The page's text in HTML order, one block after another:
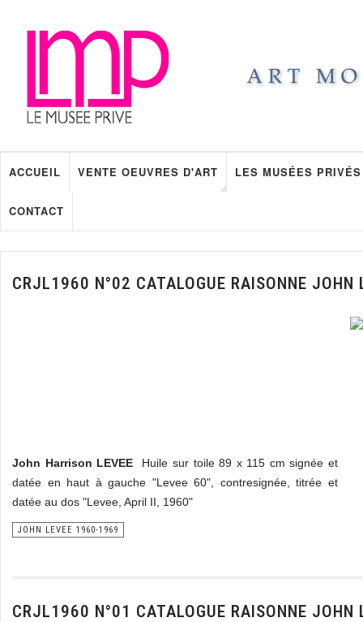
ACCUEIL VENTE OEUVRES D'ART LES MUSÉES PRIVÉS
CONTACT
CRJL1960 N°02 CATALOGUE RAISONNE JOHN
John Harrison LEVEE Huile sur toile 89 x 115 cm signée et
datée en haut à gauche "Levee 60", contresignée, titrée et
datée au dos "Levee, April II, 1960"
JOHN LEVEE 1960-1969
CRJL1960 N°01 CATALOGUE RAISONNE JOHN